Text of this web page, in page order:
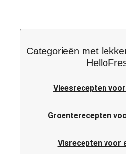
Categorieën met
Vleesrecepten
Groenterecepten
Visrecepten voor